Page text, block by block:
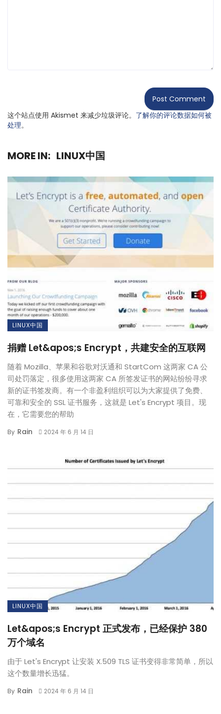
这个站点使用 Akismet 来减少垃圾评论。 了解你的评论数据如何被
处理。
MORE IN: LINUX中国
LINUX中国
捐赠 Let&apos;s Encrypt，共建安全的互联网
随着 Mozilla、苹果和谷歌对沃通和 StartCom 这两家 CA 公
司处罚落定，很多使用这两家 CA 所签发证书的网站纷纷寻求
新的证书签发商。有一个非盈利组织可以为大家提供了免费、
可靠和安全的 SSL 证书服务，这就是 Let's Encrypt 项目。现
在，它需要您的帮助
By Rain 2024 年 6 月 14 日
LINUX中国
Let&apos;s Encrypt 正式发布，已经保护 380
万个域名
由于 Let's Encrypt 让安装 X.509 TLS 证书变得非常简单，所以
这个数量增长迅猛。
By Rain 2024 年 6 月 14 日